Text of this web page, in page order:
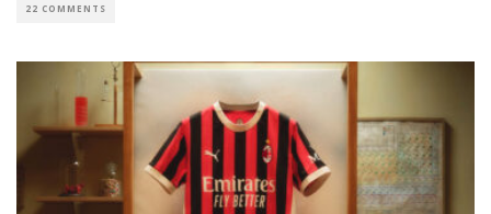
22 COMMENTS